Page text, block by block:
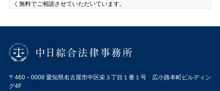
く無料でご相談させていただいています。
〒460－0008 愛知県名古屋市中区栄３丁目１番１号 広小路本町ビルディン
グ4F